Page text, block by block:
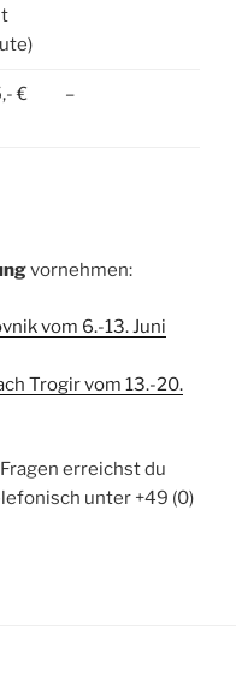
€ –
vornehmen:
vom 6.-13. Juni
Trogir vom 13.-20.
erreichst du
unter +49 (0)